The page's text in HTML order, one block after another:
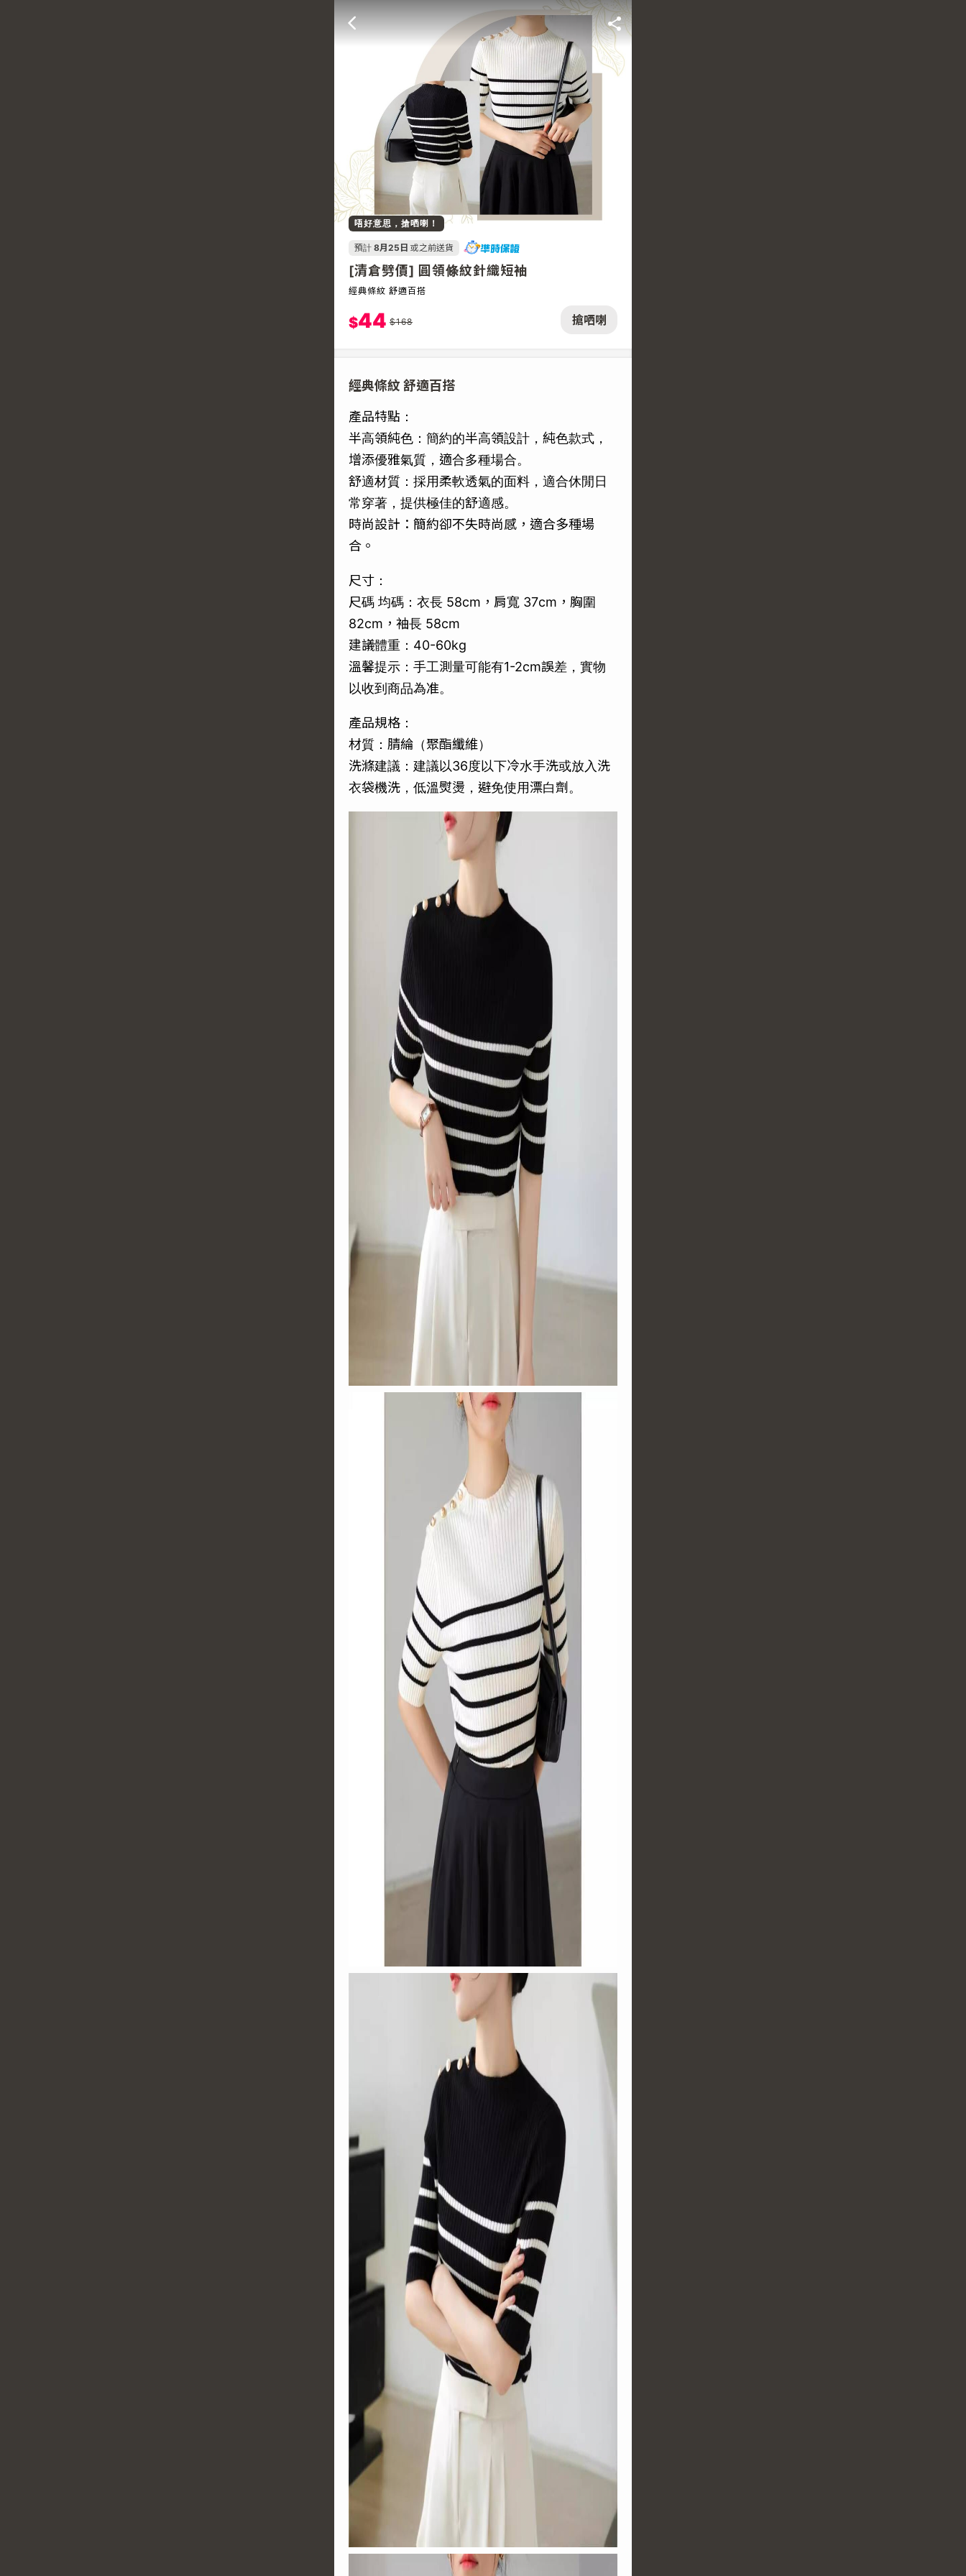
搶哂喇
唔好意思，搶哂喇！
預計 8月25日 或之前送貨
[清倉劈價] 圓領條紋針織短袖
經典條紋 舒適百搭
$44 $168
經典條紋 舒適百搭
產品特點：
半高領純色：簡約的半高領設計，純色款式，
增添優雅氣質，適合多種場合。
舒適材質：採用柔軟透氣的面料，適合休閒日
常穿著，提供極佳的舒適感。
時尚設計：簡約卻不失時尚感，適合多種場
合。
尺寸：
尺碼 均碼：衣長 58cm，肩寬 37cm，胸圍
82cm，袖長 58cm
建議體重：40-60kg
溫馨提示：手工測量可能有1-2cm誤差，實物
以收到商品為准。
產品規格：
材質：腈綸（聚酯纖維）
洗滌建議：建議以36度以下冷水手洗或放入洗
衣袋機洗，低溫熨燙，避免使用漂白劑。